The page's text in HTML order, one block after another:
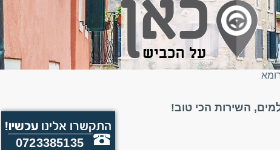
0723385135
השירות הכי טוב!